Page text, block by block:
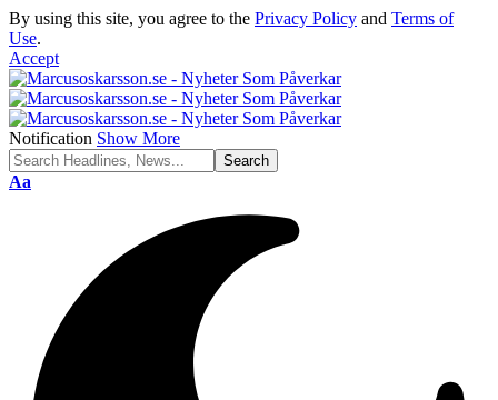
By using this site, you agree to the Privacy Policy and Terms of
Use.
Accept
Notification Show More
Font
Aa